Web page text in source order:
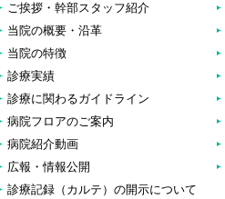
ご挨拶・幹部スタッフ紹介
当院の概要・沿革
当院の特徴
診療実績
診療に関わるガイドライン
病院フロアのご案内
病院紹介動画
広報・情報公開
診療記録（カルテ）の開示について